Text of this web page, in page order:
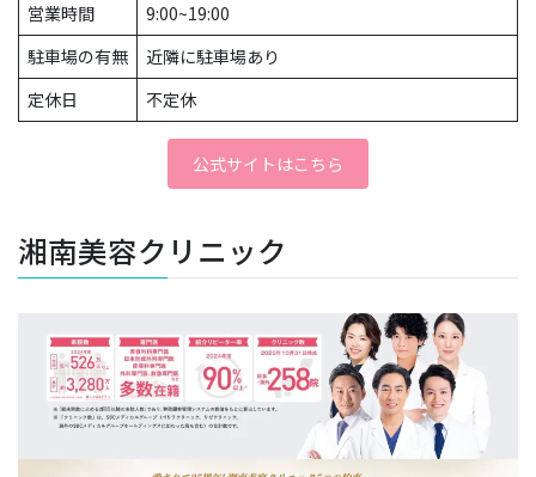
営業時間
9:00~19:00
駐車場の有無
近隣に駐車場あり
定休日
不定休
公式サイトはこちら
湘南美容クリニック